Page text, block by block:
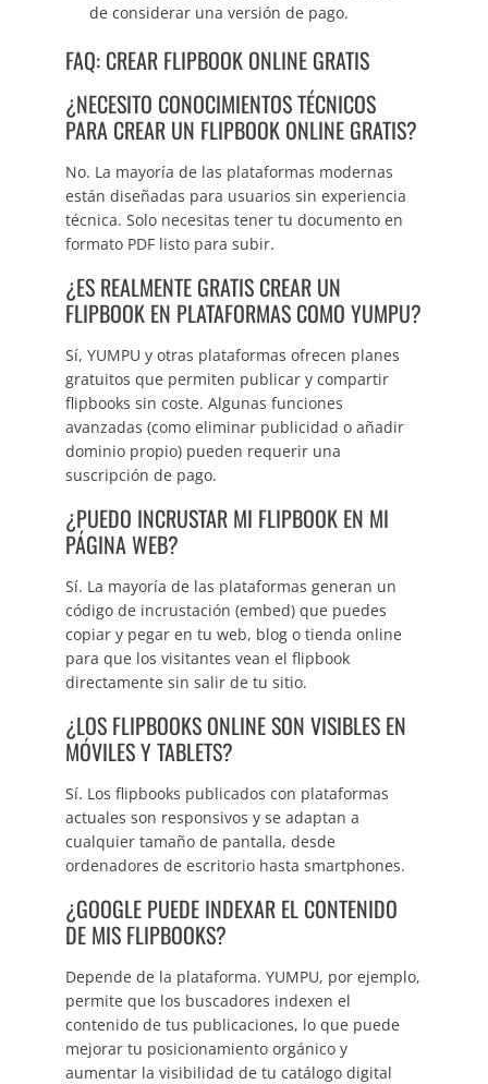
de considerar una versión de pago.
FAQ: CREAR FLIPBOOK ONLINE GRATIS
¿NECESITO CONOCIMIENTOS TÉCNICOS
PARA CREAR UN FLIPBOOK ONLINE GRATIS?
No. La mayoría de las plataformas modernas
están diseñadas para usuarios sin experiencia
técnica. Solo necesitas tener tu documento en
formato PDF listo para subir.
¿ES REALMENTE GRATIS CREAR UN
FLIPBOOK EN PLATAFORMAS COMO YUMPU?
Sí, YUMPU y otras plataformas ofrecen planes
gratuitos que permiten publicar y compartir
flipbooks sin coste. Algunas funciones
avanzadas (como eliminar publicidad o añadir
dominio propio) pueden requerir una
suscripción de pago.
¿PUEDO INCRUSTAR MI FLIPBOOK EN MI
PÁGINA WEB?
Sí. La mayoría de las plataformas generan un
código de incrustación (embed) que puedes
copiar y pegar en tu web, blog o tienda online
para que los visitantes vean el flipbook
directamente sin salir de tu sitio.
¿LOS FLIPBOOKS ONLINE SON VISIBLES EN
MÓVILES Y TABLETS?
Sí. Los flipbooks publicados con plataformas
actuales son responsivos y se adaptan a
cualquier tamaño de pantalla, desde
ordenadores de escritorio hasta smartphones.
¿GOOGLE PUEDE INDEXAR EL CONTENIDO
DE MIS FLIPBOOKS?
Depende de la plataforma. YUMPU, por ejemplo,
permite que los buscadores indexen el
contenido de tus publicaciones, lo que puede
mejorar tu posicionamiento orgánico y
aumentar la visibilidad de tu catálogo digital